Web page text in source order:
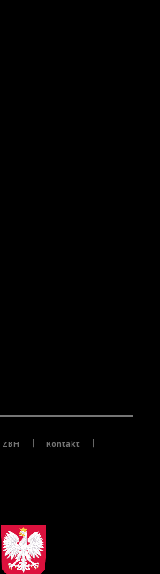
ZBH Kontakt